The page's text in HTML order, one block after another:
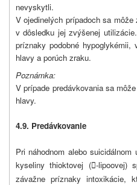
nevyskytli.
V ojedinelých prípadoch sa
v dôsledku jej zvýšenej
príznaky podobné hypoglykémii,
hlavy a porúch zraku.
Poznámka:
V prípade predávkovania sa
hlavy.
4.9. Predávkovanie
Pri náhodnom alebo
kyseliny thioktovej (-lipoovej)
závažne príznaky intoxikácie,